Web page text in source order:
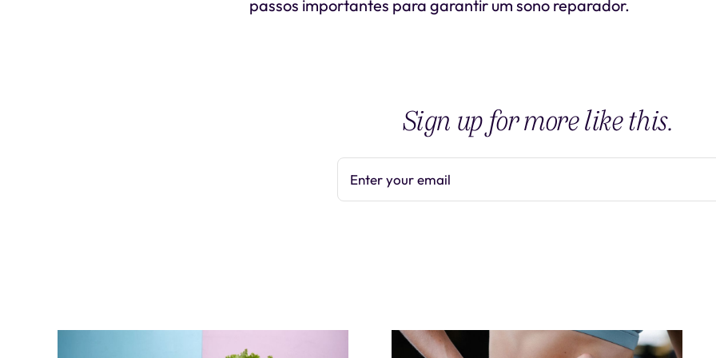
passos importantes para garantir um sono reparador.
Sign up for more like this.
Enter your email